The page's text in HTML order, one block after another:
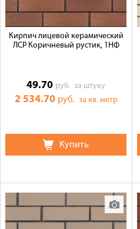
Кирпич лицевой керамический
ЛСР Коричневый рустик, 1НФ
49.70 руб.за штуку
2 534.70 руб. за кв. метр
Купить